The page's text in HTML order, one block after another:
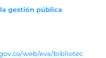
gestión pública
web/eva/bibliotec